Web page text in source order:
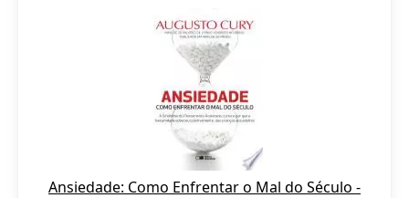
Ansiedade: Como Enfrentar o Mal do Século -